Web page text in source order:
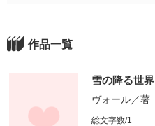
作品一覧
雪の降る世界
ヴォール／著
総文字数/1